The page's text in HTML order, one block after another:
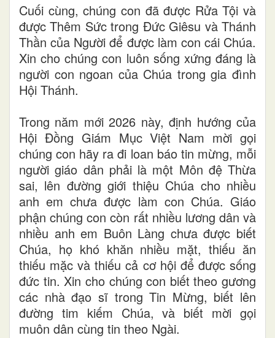
Cuối cùng, chúng con đã được Rửa Tội và
được Thêm Sức trong Đức Giêsu và Thánh
Thần của Người để được làm con cái Chúa.
Xin cho chúng con luôn sống xứng đáng là
người con ngoan của Chúa trong gia đình
Hội Thánh.
Trong năm mới 2026 này, định hướng của
Hội Đồng Giám Mục Việt Nam mời gọi
chúng con hãy ra đi loan báo tin mừng, mỗi
người giáo dân phải là một Môn đệ Thừa
sai, lên đường giới thiệu Chúa cho nhiều
anh em chưa được làm con Chúa. Giáo
phận chúng con còn rất nhiều lương dân và
nhiều anh em Buôn Làng chưa được biết
Chúa, họ khó khăn nhiều mặt, thiếu ăn
thiếu mặc và thiếu cả cơ hội để được sống
đức tin. Xin cho chúng con biết theo gương
các nhà đạo sĩ trong Tin Mừng, biết lên
đường tim kiếm Chúa, và biết mời gọi
muôn dân cùng tin theo Ngài.